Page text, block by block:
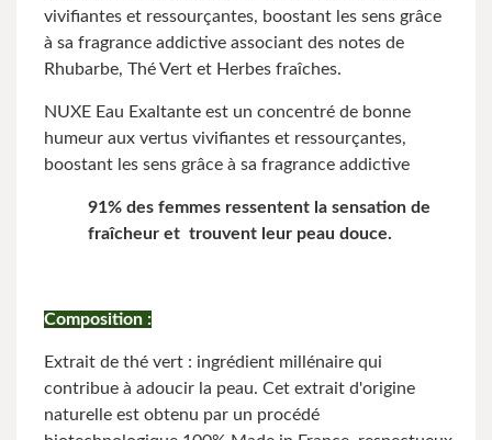
vivifiantes et ressourçantes, boostant les sens grâce
à sa fragrance addictive associant des notes de
Rhubarbe, Thé Vert et Herbes fraîches.
NUXE Eau Exaltante est un concentré de bonne
humeur aux vertus vivifiantes et ressourçantes,
boostant les sens grâce à sa fragrance addictive
91% des femmes ressentent la sensation de
fraîcheur et trouvent leur peau douce.
Composition :
Extrait de thé vert : ingrédient millénaire qui
contribue à adoucir la peau. Cet extrait d'origine
naturelle est obtenu par un procédé